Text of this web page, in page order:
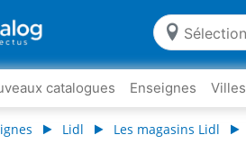
catalogues Enseignes Villes
Lidl Les magasins Lidl